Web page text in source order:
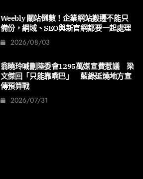
Weebly 關站倒數！企業網站搬遷不能只
備份，網域、SEO與新官網都要一起處理
2026/08/03
翁曉玲喊刪陸委會1295萬媒宣費惹議 梁
文傑回「只能靠嘴巴」 藍綠延燒地方宣
傳預算戰
2026/07/31